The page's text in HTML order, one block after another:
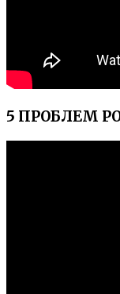
5 ПРОБЛЕМ